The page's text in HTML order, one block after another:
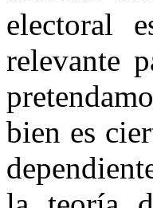
electoral
relevante
bien es